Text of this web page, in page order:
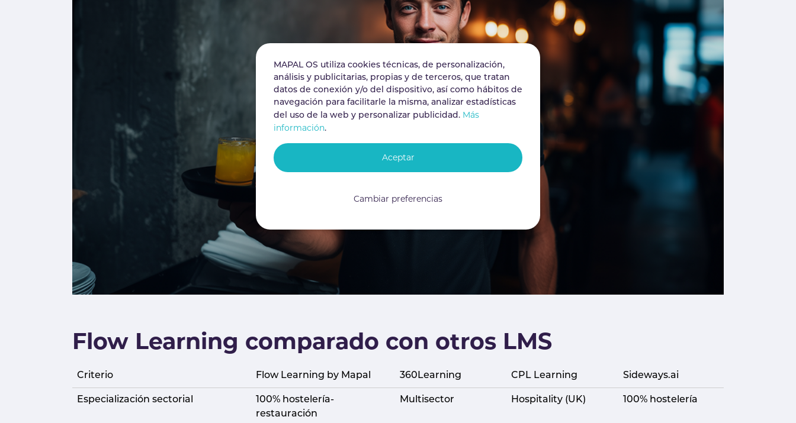
Flow Learning comparado con otros LMS
Criterio Flow Learning by Mapal 360Learning CPL Learning Sideways.ai
Especialización sectorial
100% hostelería-
restauración
Multisector Hospitality (UK) 100% hostelería
MAPAL OS utiliza cookies técnicas, de personalización,
análisis y publicitarias, propias y de terceros, que tratan
datos de conexión y/o del dispositivo, así como hábitos de
navegación para facilitarle la misma, analizar estadísticas
del uso de la web y personalizar publicidad. Más
información.
Cambiar preferencias
Aceptar